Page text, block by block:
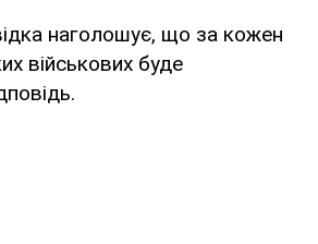
наголошує, що за кожен
військових буде